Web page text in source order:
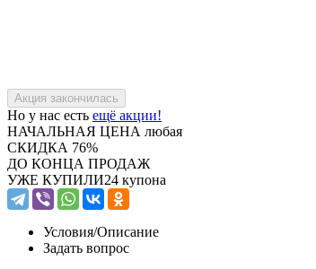
Но у нас есть ещё акции!
НАЧАЛЬНАЯ ЦЕНА любая
СКИДКА 76%
ДО КОНЦА ПРОДАЖ
УЖЕ КУПИЛИ24 купона
Условия/Описание
Задать вопрос